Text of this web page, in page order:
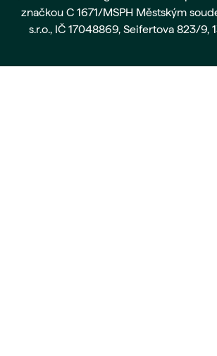
značkou C 1671/MSPH Městským
s.r.o., IČ 17048869, Seifertova 823/9,